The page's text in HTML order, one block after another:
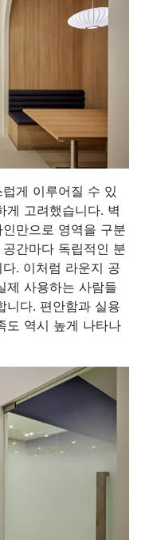
게 이루어질 수 있
게 고려했습니다. 벽
만으로 영역을 구분
간마다 독립적인 분
. 이처럼 라운지 공
제 사용하는 사람들
니다. 편안함과 실용
도 역시 높게 나타나